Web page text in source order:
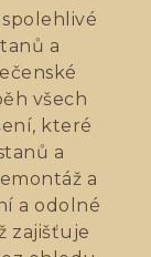
a
všech
které
a
a
a odolné
zajišťuje